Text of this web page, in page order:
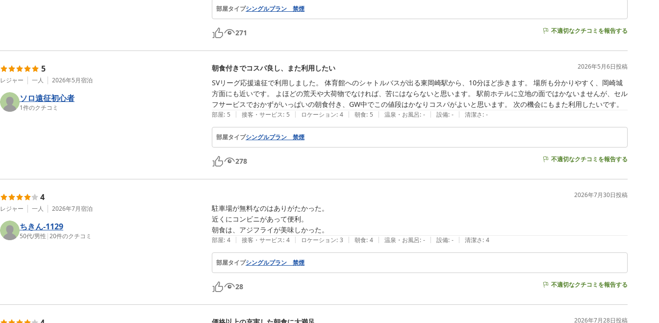
部屋タイプシングルプラン 禁煙
271 不適切なクチコミを報告する
5
レジャー 一人 2026年5月宿泊
ソロ遠征初心者
1件のクチコミ
朝食付きでコスパ良し、また利用したい 2026年5月6日投稿
SVリーグ応援遠征で利用しました。 体育館へのシャトルバスが出る東岡崎駅から、10分ほど歩きます。 場所も分かりやすく、岡崎城
方面にも近いです。 よほどの荒天や大荷物でなければ、苦にはならないと思います。 駅前ホテルに立地の面ではかないませんが、セル
フサービスでおかずがいっぱいの朝食付き、GW中でこの値段はかなりコスパがよいと思います。 次の機会にもまた利用したいです。
部屋: 5 | 接客・サービス: 5 | ロケーション: 4 | 朝食: 5 | 温泉・お風呂: - | 設備: - | 清潔さ: -
部屋タイプシングルプラン 禁煙
278 不適切なクチコミを報告する
4
レジャー 一人 2026年7月宿泊
ちきん-1129
50代/男性 |20件のクチコミ
2026年7月30日投稿
駐車場が無料なのはありがたかった。
近くにコンビニがあって便利。
朝食は、アジフライが美味しかった。
部屋: 4 | 接客・サービス: 4 | ロケーション: 3 | 朝食: 4 | 温泉・お風呂: - | 設備: - | 清潔さ: 4
部屋タイプシングルプラン 禁煙
28 不適切なクチコミを報告する
2026年7月28日投稿